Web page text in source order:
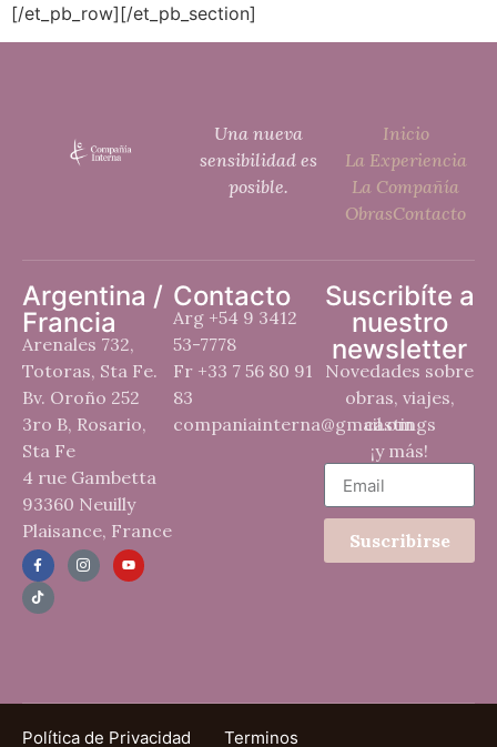
[/et_pb_row][/et_pb_section]
Una nueva
sensibilidad es
posible.
Inicio
La Experiencia
La Compañía
ObrasContacto
Argentina /
Francia
Arenales 732,
Totoras, Sta Fe.
Bv. Oroño 252
3ro B, Rosario,
Sta Fe
4 rue Gambetta
93360 Neuilly
Plaisance, France
Contacto
Arg +54 9 3412
53-7778
Fr +33 7 56 80 91
83
companiainterna@gmail.om
Suscribíte a
nuestro
newsletter
Novedades sobre
obras, viajes,
castings
¡y más!
Suscribirse
Política de Privacidad Terminos